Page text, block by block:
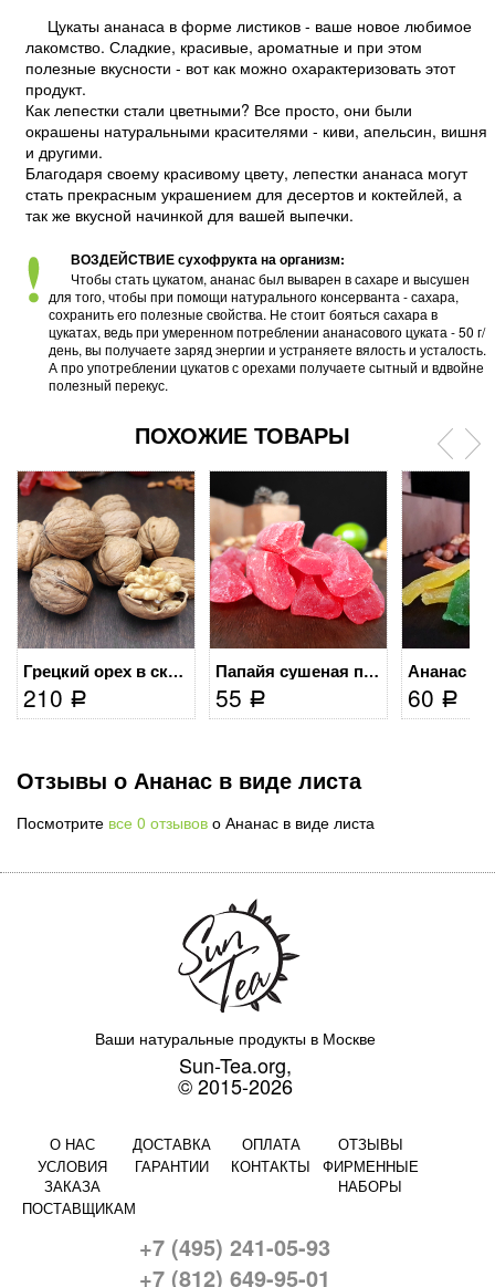
Цукаты ананаса в форме листиков - ваше новое любимое
лакомство. Сладкие, красивые, ароматные и при этом
полезные вкусности - вот как можно охарактеризовать этот
продукт.
Как лепестки стали цветными? Все просто, они были
окрашены натуральными красителями - киви, апельсин, вишня
и другими.
Благодаря своему красивому цвету, лепестки ананаса могут
стать прекрасным украшением для десертов и коктейлей, а
так же вкусной начинкой для вашей выпечки.
ВОЗДЕЙСТВИЕ сухофрукта на организм:
Чтобы стать цукатом, ананас был выварен в сахаре и высушен
для того, чтобы при помощи натурального консерванта - сахара,
сохранить его полезные свойства. Не стоит бояться сахара в
цукатах, ведь при умеренном потреблении ананасового цуката - 50 г/
день, вы получаете заряд энергии и устраняете вялость и усталость.
А про употреблении цукатов с орехами получаете сытный и вдвойне
полезный перекус.
ПОХОЖИЕ ТОВАРЫ
Грецкий орех в скорлупе...
210 Р
Папайя сушеная палочками
55 Р 60 Р
Отзывы о Ананас в виде листа
Посмотрите все 0 отзывов о Ананас в виде листа
Ваши натуральные продукты в Москве
Sun-Tea.org,
© 2015-2026
О НАС ДОСТАВКА ОПЛАТА
ОТЗЫВЫ
УСЛОВИЯ
ЗАКАЗА
ГАРАНТИИ КОНТАКТЫ
ФИРМЕННЫЕ
НАБОРЫ
ПОСТАВЩИКАМ
+7 (495) 241-05-93
+7 (812) 649-95-01